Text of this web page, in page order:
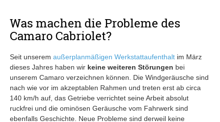
Was machen die Probleme des
Camaro Cabriolet?
Seit unserem außerplanmäßigen Werkstattaufenthalt im März
dieses Jahres haben wir keine weiteren Störungen bei
unserem Camaro verzeichnen können. Die Windgeräusche sind
nach wie vor im akzeptablen Rahmen und treten erst ab circa
140 km/h auf, das Getriebe verrichtet seine Arbeit absolut
ruckfrei und die ominösen Geräusche vom Fahrwerk sind
ebenfalls Geschichte. Neue Probleme sind derweil keine